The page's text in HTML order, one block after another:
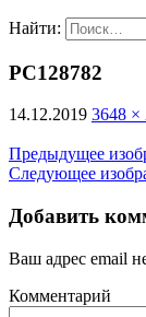
Найти:
PC128782
14.12.2019 3648 ×
Предыдущее
Следующее
Добавить
Ваш адрес email
Комментарий